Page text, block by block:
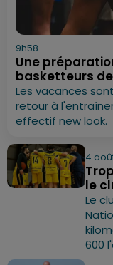
9h58
Une
basketteurs
Les vacances
retour à
effectif new look.
4
le
Le
600